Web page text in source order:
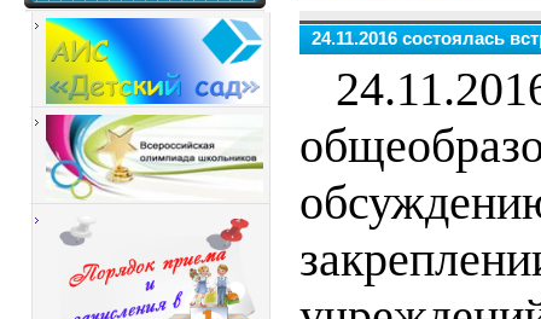
24.11.2016 состоялась